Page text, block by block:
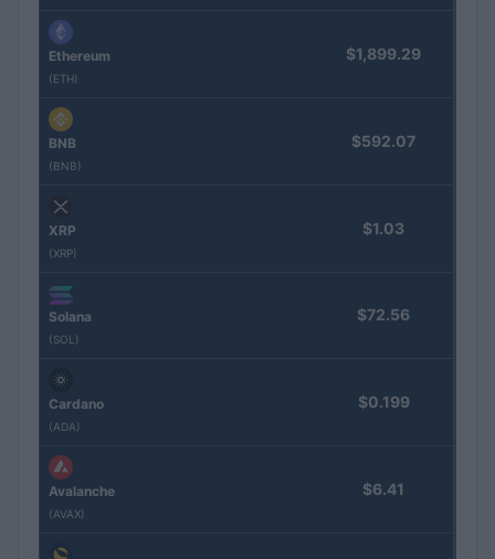
Ethereum
(ETH)
$1,899.29
BNB
(BNB)
$592.07
XRP
(XRP)
$1.03
Solana
(SOL)
$72.56
Cardano
(ADA)
$0.199
Avalanche
(AVAX)
$6.41